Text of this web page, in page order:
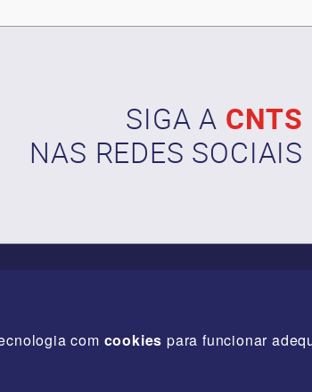
com cookies para funcionar
SIGA A CNTS
NAS REDES SOCIAIS